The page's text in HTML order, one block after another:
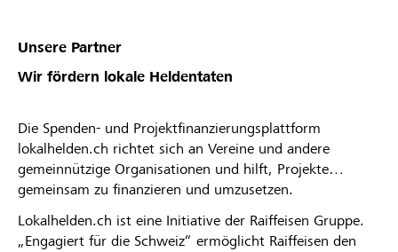
Unsere Partner
Wir fördern lokale Heldentaten
Die Spenden- und Projektfinanzierungsplattform
lokalhelden.ch richtet sich an Vereine und andere
gemeinnützige Organisationen und hilft, Projekte
gemeinsam zu finanzieren und umzusetzen.
Lokalhelden.ch ist eine Initiative der Raiffeisen Gruppe.
„Engagiert für die Schweiz“ ermöglicht Raiffeisen den